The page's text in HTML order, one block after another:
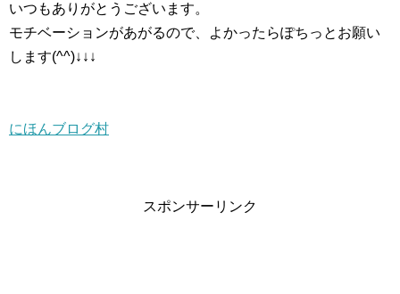
いつもありがとうございます。
モチベーションがあがるので、よかったらぽちっとお願い
します(^^)↓↓↓
にほんブログ村
スポンサーリンク